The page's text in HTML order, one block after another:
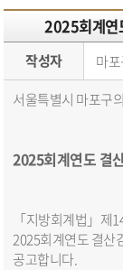
2025회계연
작성자 마
서울특별시 마포구
2025회계연도 결
「지방회계법」제
2025회계연도 결산
공고합니다.